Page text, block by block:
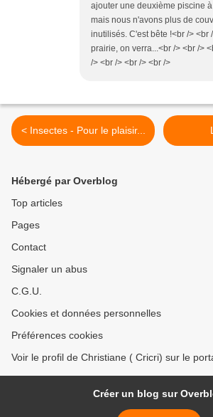
ajouter une deuxième piscine
mais nous n'avons plus de
inutilisés. C'est bête !<br /> <br
prairie, on verra...<br /> <br />
/> <br /> <br /> <br />
< Insectes - Pour le plaisir...
Hébergé par Overblog
Top articles
Pages
Contact
Signaler un abus
C.G.U.
Cookies et données personnelles
Préférences cookies
Voir le profil de Christiane ( Cricri) sur le
Créer un blog sur